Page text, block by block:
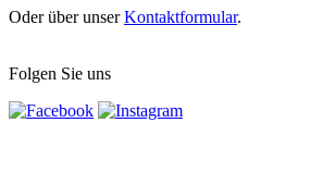
Oder über unserKontaktformular.
Folgen Sie uns